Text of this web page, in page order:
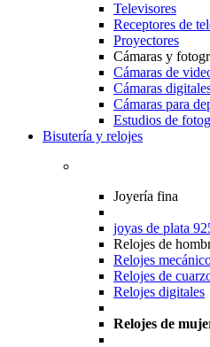
Televisores
Receptores de
Proyectores
Cámaras y
Cámaras de
Cámaras
Cámaras para
Estudios de
Bisutería y relojes
Joyería fina
joyas de plata
Relojes de
Relojes
Relojes de
Relojes digitales
Relojes de